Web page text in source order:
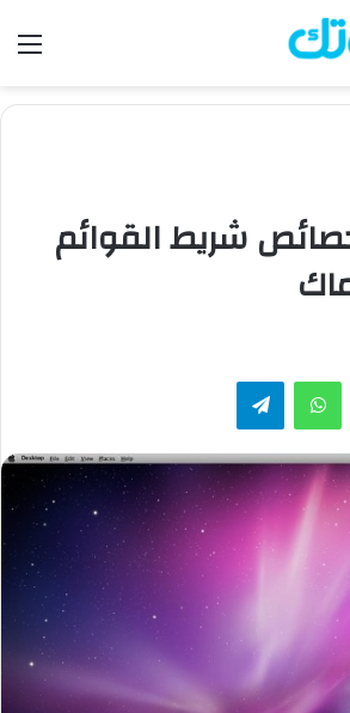
شريط القوائم
لينكدإن واتساب